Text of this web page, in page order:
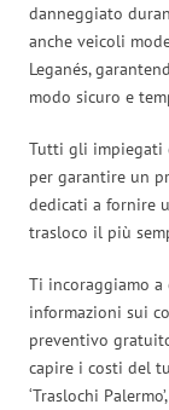
danneggiato
anche veicoli
Leganés,
modo sicuro e
Tutti gli impiegati
per garantire un
dedicati a fornire
trasloco il più
Ti incoraggiamo a
informazioni sui
preventivo
capire i costi del
‘Traslochi